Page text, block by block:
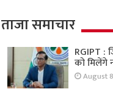
ताजा समाचार
RGIPT :
को मिलेंगे
August